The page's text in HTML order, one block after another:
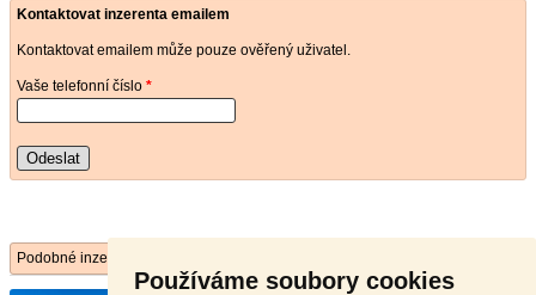
Používáme soubory cookies
Kontaktovat inzerenta emailem
Kontaktovat emailem může pouze ověřený uživatel.
Vaše telefonní číslo *
Odeslat
Podobné inzeráty